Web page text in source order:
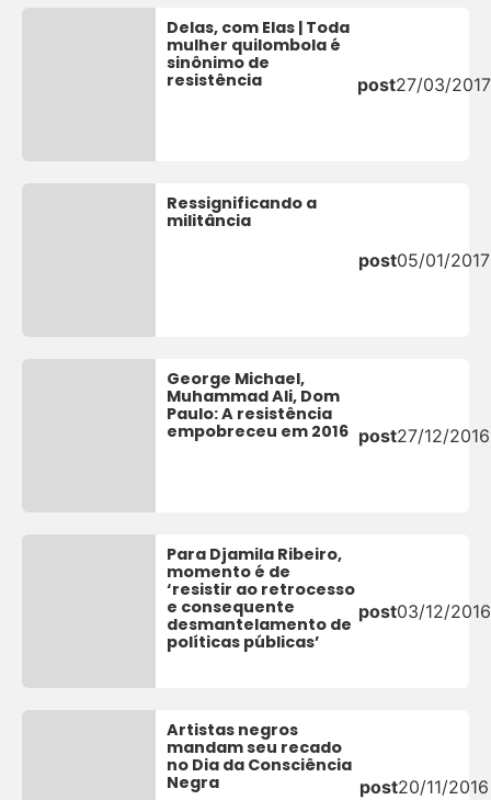
Delas, com Elas | Toda
mulher quilombola é
sinônimo de
resistência
post27/03/2017
Ressignificando a
militância
post05/01/2017
George Michael,
Muhammad Ali, Dom
Paulo: A resistência
empobreceu em 2016 post27/12/2016
Para Djamila Ribeiro,
momento é de
‘resistir ao retrocesso
e consequente
desmantelamento de
políticas públicas’
post03/12/2016
Artistas negros
mandam seu recado
no Dia da Consciência
Negra
post20/11/2016